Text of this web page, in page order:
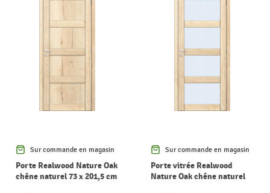
Sur commande en magasin
Porte Realwood Nature Oak
chêne naturel 73 x 201,5 cm
Sur commande en magasin
Porte vitrée Realwood
Nature Oak chêne naturel